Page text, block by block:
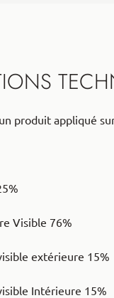
produit appliqué
Visible 76%
extérieure 15%
Intérieure 15%